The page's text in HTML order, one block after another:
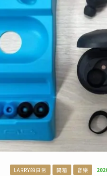
LARRY的日常 開箱 音樂